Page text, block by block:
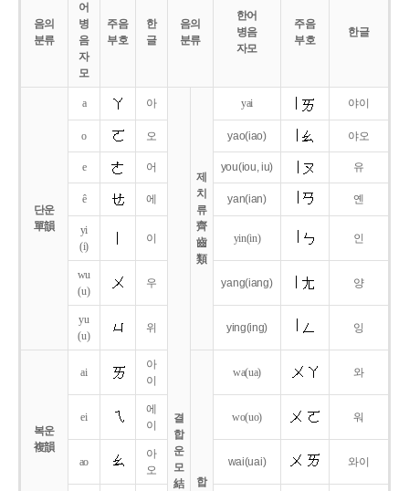
음의
분류
어
병
음
자
모
주음
부호
한
글
음의
분류
한어
병음
자모
주음
부호
한글
단운
單韻
a 아
결
합
운
모
結
제
치
류
齊
齒
類
yai 야이
o 오 yao(iao) 야오
e 어 you(iou,iu) 유
ê 에 yan(ian) 옌
yi
(i)
이 yin(in) 인
wu
(u)
우 yang(iang) 양
yu
(u)
위 ying(ing) 잉
복운
複韻
ai
아
이
합
wa(ua) 와
ei
에
이
wo(uo) 워
ao
아
오
wai(uai) 와이